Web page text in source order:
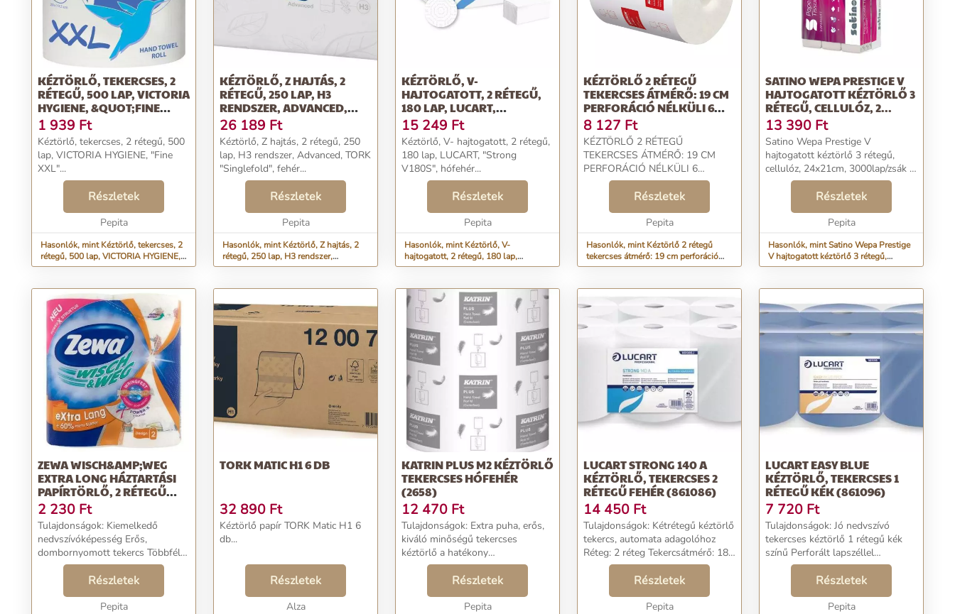
KÉZTÖRLŐ, TEKERCSES, 2
RÉTEGŰ, 500 LAP, VICTORIA
HYGIENE, &QUOT;FINE
XXL&QUOT;
1 939 Ft
Kéztörlő, tekercses, 2 rétegű, 500
lap, VICTORIA HYGIENE, "Fine
XXL"...
Részletek
Pepita
Hasonlók, mint Kéztörlő, tekercses, 2
rétegű, 500 lap, VICTORIA HYGIENE,
&quot;Fine XXL&quot;
KÉZTÖRLŐ, Z HAJTÁS, 2
RÉTEGŰ, 250 LAP, H3
RENDSZER, ADVANCED,
TOR...
26 189 Ft
Kéztörlő, Z hajtás, 2 rétegű, 250
lap, H3 rendszer, Advanced, TORK
"Singlefold", fehér...
Részletek
Pepita
Hasonlók, mint Kéztörlő, Z hajtás, 2
rétegű, 250 lap, H3 rendszer,
Advanced, TOR...
KÉZTÖRLŐ, V-
HAJTOGATOTT, 2 RÉTEGŰ,
180 LAP, LUCART,
&QUOT;STRONG V180...
15 249 Ft
Kéztörlő, V- hajtogatott, 2 rétegű,
180 lap, LUCART, "Strong
V180S", hófehér...
Részletek
Pepita
Hasonlók, mint Kéztörlő, V-
hajtogatott, 2 rétegű, 180 lap,
LUCART, &quot;Strong V180...
KÉZTÖRLŐ 2 RÉTEGŰ
TEKERCSES ÁTMÉRŐ: 19 CM
PERFORÁCIÓ NÉLKÜLI 6
TE...
8 127 Ft
KÉZTÖRLŐ 2 RÉTEGŰ
TEKERCSES ÁTMÉRŐ: 19 CM
PERFORÁCIÓ NÉLKÜLI 6
TEKERCS/KARTON CLASSIC
KATRIN_460103 FEHÉRÍTETT
Rendelési kód: 26245 ...
Részletek
Pepita
Hasonlók, mint Kéztörlő 2 rétegű
tekercses átmérő: 19 cm perforáció
nélküli 6 te...
SATINO WEPA PRESTIGE V
HAJTOGATOTT KÉZTÖRLŐ 3
RÉTEGŰ, CELLULÓZ, 2...
13 390 Ft
Satino Wepa Prestige V
hajtogatott kéztörlő 3 rétegű,
cellulóz, 24x21cm, 3000lap/zsák -
V hajtogatott kéztörlő papír -
cellulóz (100%-os fehérségű) - 3
rétegű - 24x21 cm/lap - 200
Részletek
Pepita
Hasonlók, mint Satino Wepa Prestige
V hajtogatott kéztörlő 3 rétegű,
cellulóz, 2...
ZEWA WISCH&AMP;WEG
EXTRA LONG HÁZTARTÁSI
PAPÍRTÖRLŐ, 2 RÉTEGŰ
2DB (42830)
2 230 Ft
Tulajdonságok: Kiemelkedő
nedvszívóképesség Erős,
dombornyomott tekercs Többféle
célra használható Praktikus
háztartási segítséget nyújt a
legkülönbözőbb helyzetekben A
nyomtatott mintáknak
Részletek
Pepita
TORK MATIC H1 6 DB
32 890 Ft
Kéztörlő papír TORK Matic H1 6
db...
Részletek
Alza
KATRIN PLUS M2 KÉZTÖRLŐ
TEKERCSES HÓFEHÉR
(2658)
12 470 Ft
Tulajdonságok: Extra puha, erős,
kiváló minőségű tekercses
kéztörlő a hatékony
kézszárításhoz. Közepes vagy
nagy forgalmú
mosdóhelyiségekbe ajánljuk
Dermatológiailag tesztelt és
Részletek
Pepita
LUCART STRONG 140 A
KÉZTÖRLŐ, TEKERCSES 2
RÉTEGŰ FEHÉR (861086)
14 450 Ft
Tulajdonságok: Kétrétegű kéztörlő
tekercs, automata adagolóhoz
Réteg: 2 réteg Tekercsátmérő: 18
cm Tekercshossz: 140 méter „A
korábbi BokkPaper új márkanév
(Lucart Professional) alatt futó
Részletek
Pepita
LUCART EASY BLUE
KÉZTÖRLŐ, TEKERCSES 1
RÉTEGŰ KÉK (861096)
7 720 Ft
Tulajdonságok: Jó nedvszívó
tekercses kéztörlő 1 rétegű kék
színű Perforált lapszéllel
Lapméret: 19,5x23 cm Átmérő: 19
korábbi BokkPaper új márkanév
(Lucart Profession...
Részletek
Pepita